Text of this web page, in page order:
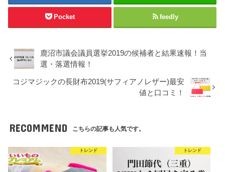
Pocket feedly
鹿沼市議会議員選挙2019の候補者と結果速報！当
選・落選情報！
コジマジックの長財布2019(サフィアノレザー)最安
値と口コミ！
RECOMMEND こちらの記事も人気です。
トレンド トレンド